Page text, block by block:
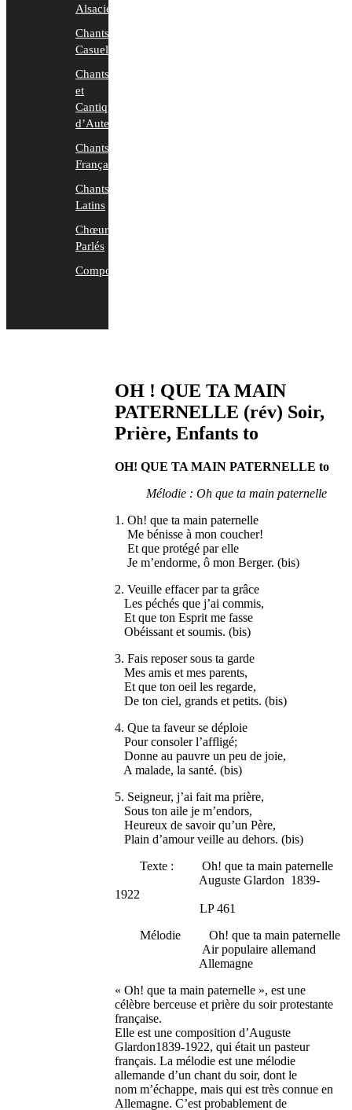
OH ! QUE TA MAIN
PATERNELLE (rév) Soir,
Prière, Enfants to
OH! QUE TA MAIN PATERNELLE to
Mélodie : Oh que ta main paternelle
1. Oh! que ta main paternelle
Me bénisse à mon coucher!
Et que protégé par elle
Je m’endorme, ô mon Berger. (bis)
2. Veuille effacer par ta grâce
Les péchés que j’ai commis,
Et que ton Esprit me fasse
Obéissant et soumis. (bis)
3. Fais reposer sous ta garde
Mes amis et mes parents,
Et que ton oeil les regarde,
De ton ciel, grands et petits. (bis)
4. Que ta faveur se déploie
Pour consoler l’affligé;
Donne au pauvre un peu de joie,
A malade, la santé. (bis)
5. Seigneur, j’ai fait ma prière,
Sous ton aile je m’endors,
Heureux de savoir qu’un Père,
Plain d’amour veille au dehors. (bis)
Texte : Oh! que ta main paternelle
Auguste Glardon 1839-
1922
LP 461
Mélodie Oh! que ta main paternelle
Air populaire allemand
Allemagne
« Oh! que ta main paternelle », est une
célèbre berceuse et prière du soir protestante
française.
Elle est une composition d’Auguste
Glardon1839-1922, qui était un pasteur
français. La mélodie est une mélodie
allemande d’un chant du soir, dont le
nom m’échappe, mais qui est très connue en
Allemagne. C’est probablement de
Alsaciens
Chants
Casuels
Chants
et
Cantiques
d’Auteurs
Chants
Français
Chants
Latins
Chœurs
Parlés
Compositions